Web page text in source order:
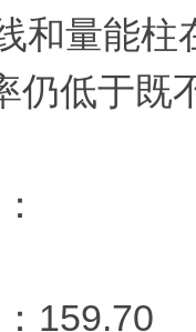
和量能
仍低于既
：